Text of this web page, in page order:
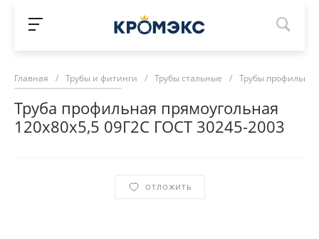
Главная / Трубы и фитинги / Трубы стальные / Трубы
Труба профильная прямоугольная
120х80х5,5 09Г2С ГОСТ 30245-2003
ОТЛОЖИТЬ